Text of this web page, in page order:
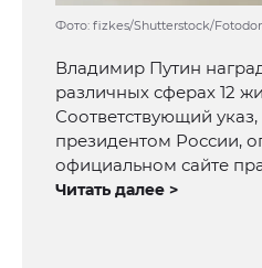
Фото: fizkes/Shutterstock/
Владимир Путин
различных сферах 12
Соответствующий
президентом России,
официальном сайте
Читать далее >